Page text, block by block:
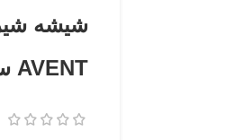
AVENT سری Response – بدون جعبه